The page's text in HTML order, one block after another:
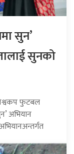
सुन’
सुनको
फुटबल
अभियान